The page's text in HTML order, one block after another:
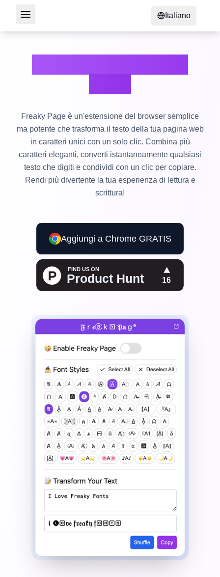
Italiano
Freaky Page è un'estensione del browser semplice
ma potente che trasforma il testo della tua pagina web
in caratteri unici con un solo clic. Combina più
caratteri eleganti, converti istantaneamente qualsiasi
testo che digiti e condividi con un clic per copiare.
Rendi più divertente la tua esperienza di lettura e
scrittura!
Aggiungi a Chrome GRATIS